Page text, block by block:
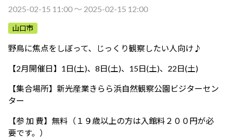
2025-02-15 11:00 〜 2025-02-15 12:00
山口市
野鳥に焦点をしぼって、じっくり観察したい人向け♪
【2月開催日】1日(土)、8日(土)、15日(土)、22日(土)
【集合場所】新光産業きらら浜自然観察公園ビジターセン
ター
【参 加 費】無料（１９歳以上の方は入館料２００円が必
要です。）